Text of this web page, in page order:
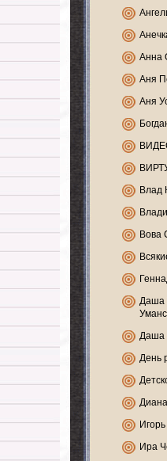
Анна
Аня
Аня
Влад
Вова
Даша
Даша
День
Ира